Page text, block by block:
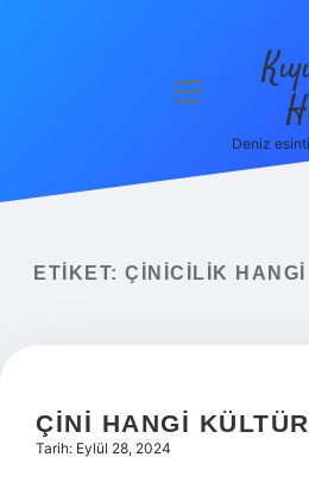
menüyü
Deniz
ETIKET: ÇINICILIK HANGI
ÇINI HANGI
Tarih: Eylül 28, 2024